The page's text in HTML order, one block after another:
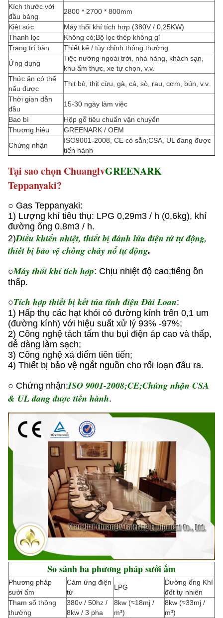
Kích thước với
đầu bảng
2800 * 2700 * 800mm
Kiệt sức
Máy thổi khí tích hợp (380V / 0,25KW)
Thanh lọc
Không có;Bộ lọc thép không gỉ
Trang trí bàn
Thiết kế / tùy chỉnh thông thường
Ứng dụng
Tiệc nướng ngoài trời, nhà hàng, khách sạn,
khu ẩm thực, xe tự chọn, v.v.
Thức ăn có thể
nấu được
Thịt bò, thịt cừu, gà, cá, sò, rau, cơm, bún, v.v.
Thời gian dẫn
đầu
15-30 ngày làm việc
Bao bì
Hộp gỗ tiêu chuẩn vận chuyển
Thương hiệu
GREENARK / OEM
Chứng nhận
ISO9001-2008, CE có sẵn;CSA, UL đang được
tiến hành
Tại sao chọn ChuanglvGREENARK
Teppanyaki?
○ Gas Teppanyaki:
1) Lượng khí tiêu thụ: LPG 0,29m3 / h (0,6kg), khí
đường ống 0,8m3 / h.
2)Điều khiển nhiệt, thiết bị đánh lửa điện tử tự động,
thiết bị bảo vệ chống cháy nổ tự động.
○Máy thổi khí tích hợp: Chịu nhiệt độ cao;tiếng ồn
thấp.
○Tích hợp thiết bị kết tủa tĩnh điện Đài Loan:
1) Hấp thụ các hạt khói có đường kính trên 0,1 um
(đường kính) với hiệu suất xử lý 93% -97%;
2) Công nghệ tách tấm thu bụi điện áp cao và thấp,
dễ dàng làm sạch;
3) Công nghệ xả điểm tiên tiến;
4) Thiết bị bảo vệ ngắt nguồn cho rối loạn đầu ra.
○ Chứng nhận:ISO 9001-2008;CE;Chứng nhận CSA
& UL đang được tiến hành.
So sánh ba phương pháp sưởi ấm
Phương pháp
sưởi ấm
Cảm ứng điện
từ
LPG
Đường ống Khí
đốt tự nhiên
Tham số thông
thường
380v / 50hz /
8kw / 3 pha
8kw (≈18mj /
m³)
8kw (≈33mj /
m³)